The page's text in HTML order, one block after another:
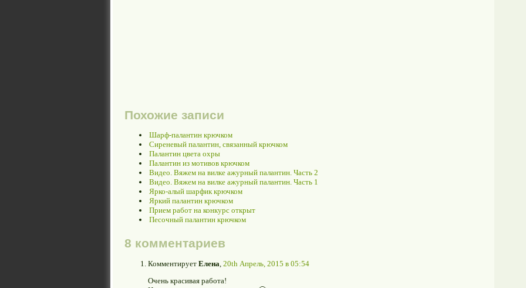
Похожие записи
Шарф-палантин крючком
Сиреневый палантин, связанный крючком
Палантин цвета охры
Палантин из мотивов крючком
Видео. Вяжем на вилке ажурный палантин. Часть 2
Видео. Вяжем на вилке ажурный палантин. Часть 1
Ярко-алый шарфик крючком
Яркий палантин крючком
Прием работ на конкурс открыт
Песочный палантин крючком
8 комментариев
Комментирует Елена 20th Апрель, 2015 в 05:54
Очень красивая работа!